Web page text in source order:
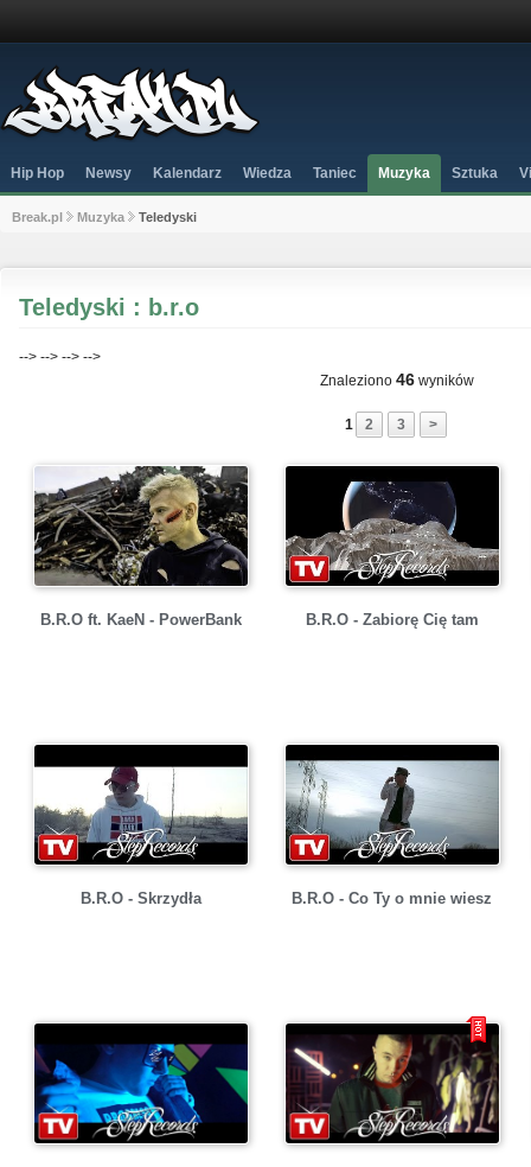
Hip Hop Newsy Kalendarz Wiedza Taniec Muzyka Sztuka
Break.pl Muzyka Teledyski
Teledyski : b.r.o
--> --> --> -->
Znaleziono 46 wyników
1 2 3 >
B.R.O ft. KaeN - PowerBank B.R.O - Zabiorę Cię tam
B.R.O - Skrzydła B.R.O - Co Ty o mnie wiesz